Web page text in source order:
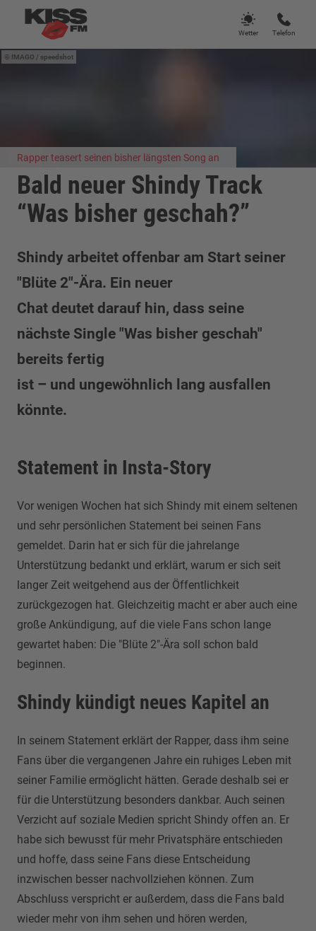
Wetter Telefon
IMAGO / speedshot
Rapper teasert seinen bisher längsten Song an
Bald neuer Shindy Track
“Was bisher geschah?”
Shindy arbeitet offenbar am Start seiner
"Blüte 2"-Ära. Ein neuer
Chat deutet darauf hin, dass seine
nächste Single "Was bisher geschah"
bereits fertig
ist – und ungewöhnlich lang ausfallen
könnte.
Statement in Insta-Story
Vor wenigen Wochen hat sich Shindy mit einem seltenen
und sehr persönlichen Statement bei seinen Fans
gemeldet. Darin hat er sich für die jahrelange
Unterstützung bedankt und erklärt, warum er sich seit
langer Zeit weitgehend aus der Öffentlichkeit
zurückgezogen hat. Gleichzeitig macht er aber auch eine
große Ankündigung, auf die viele Fans schon lange
gewartet haben: Die "Blüte 2"-Ära soll schon bald
beginnen.
Shindy kündigt neues Kapitel an
In seinem Statement erklärt der Rapper, dass ihm seine
Fans über die vergangenen Jahre ein ruhiges Leben mit
seiner Familie ermöglicht hätten. Gerade deshalb sei er
für die Unterstützung besonders dankbar. Auch seinen
Verzicht auf soziale Medien spricht Shindy offen an. Er
habe sich bewusst für mehr Privatsphäre entschieden
und hoffe, dass seine Fans diese Entscheidung
inzwischen besser nachvollziehen können. Zum
Abschluss verspricht er außerdem, dass die Fans bald
wieder mehr von ihm sehen und hören werden,